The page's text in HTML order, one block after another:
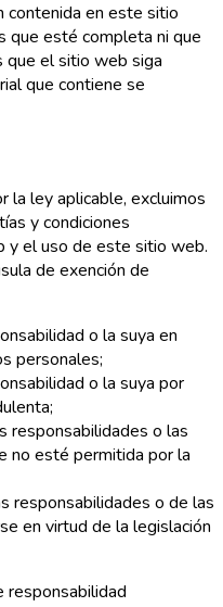
contenida en este sitio
que esté completa ni que
que el sitio web siga
que contiene se
la ley aplicable, excluimos
y condiciones
y el uso de este sitio web.
de exención de
o la suya en
personales;
o la suya por
responsabilidades o las
no esté permitida por la
responsabilidades o de las
en virtud de la legislación
responsabilidad